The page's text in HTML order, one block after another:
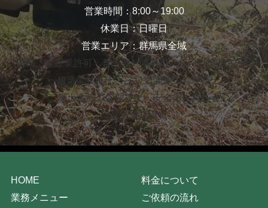
営業時間：8:00～19:00
休業日：日曜日
営業エリア：群馬県全域
資格：建設業許可：群馬県知事許可（般-3）第25225号
一級造園技能士・二級造園施工管理技士
二級土木施工管理技士・安全衛生責任者
職業訓練指導員
HOME
業務メニュー
料金について
ご依頼の流れ